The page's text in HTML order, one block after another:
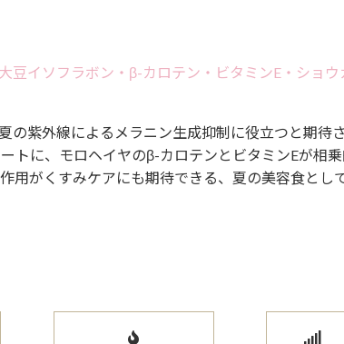
豆イソフラボン・β-カロテン・ビタミンE・ショウ
の紫外線によるメラニン生成抑制に役立つと期待さ
トに、モロヘイヤのβ-カロテンとビタミンEが相
用がくすみケアにも期待できる、夏の美容食とし